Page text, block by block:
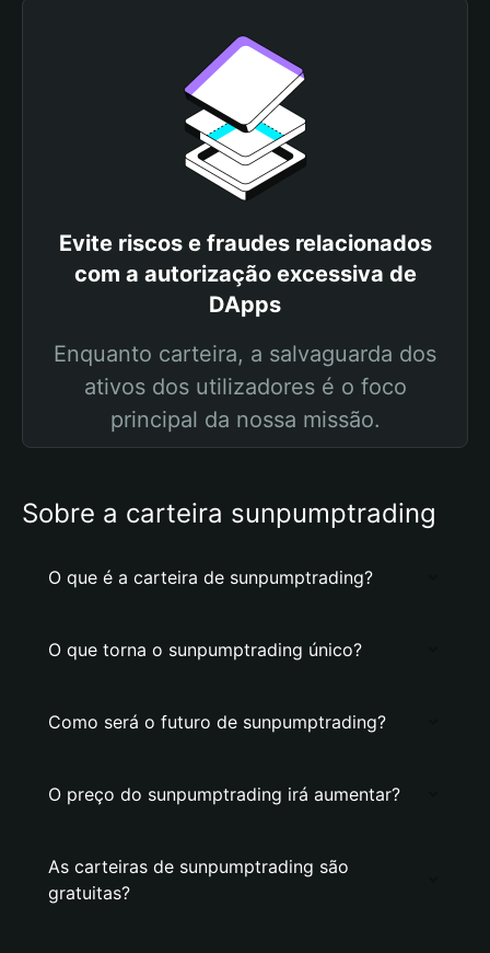
Evite riscos e fraudes relacionados
com a autorização excessiva de
DApps
Enquanto carteira, a salvaguarda dos
ativos dos utilizadores é o foco
principal da nossa missão.
Sobre a carteira sunpumptrading
O que é a carteira de sunpumptrading?
O que torna o sunpumptrading único?
Como será o futuro de sunpumptrading?
O preço do sunpumptrading irá aumentar?
As carteiras de sunpumptrading são
gratuitas?